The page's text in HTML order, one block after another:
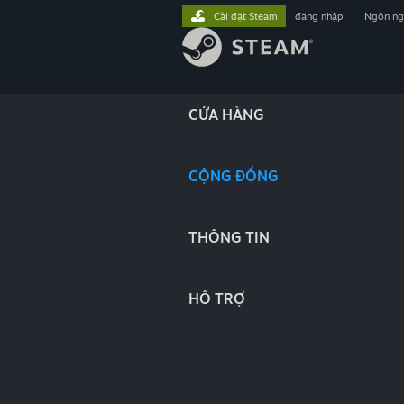
CỬA HÀNG
CỘNG ĐỒNG
THÔNG TIN
HỖ TRỢ
Cài đặt Steam đăng nhập Ngôn